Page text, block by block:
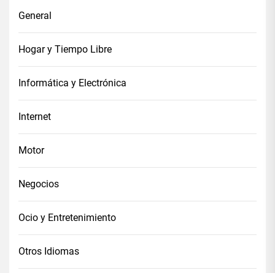
General
Hogar y Tiempo Libre
Informática y Electrónica
Internet
Motor
Negocios
Ocio y Entretenimiento
Otros Idiomas